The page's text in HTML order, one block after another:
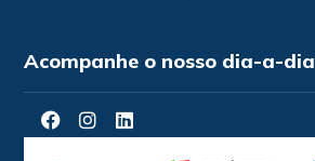
Acompanhe o nosso dia-a-dia